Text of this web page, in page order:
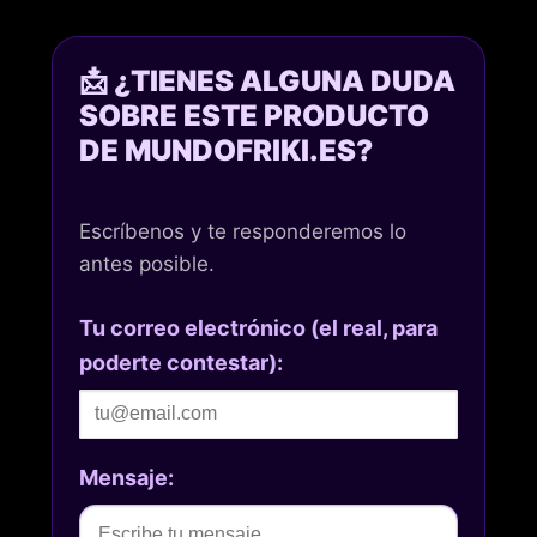
📩 ¿TIENES ALGUNA DUDA
SOBRE ESTE PRODUCTO
DE MUNDOFRIKI.ES?
Escríbenos y te responderemos lo
antes posible.
Tu correo electrónico (el real, para
poderte contestar):
Mensaje: